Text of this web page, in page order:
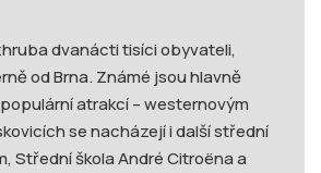
dvanácti tisíci obyvateli,
od Brna. Známé jsou hlavně
atrakcí – westernovým
se nacházejí i další střední
Střední škola André Citroëna a